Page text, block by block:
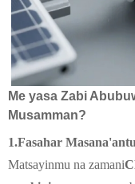
Me yasa Zabi
Musamman?
1.Fasahar
Matsayinmu na zamani